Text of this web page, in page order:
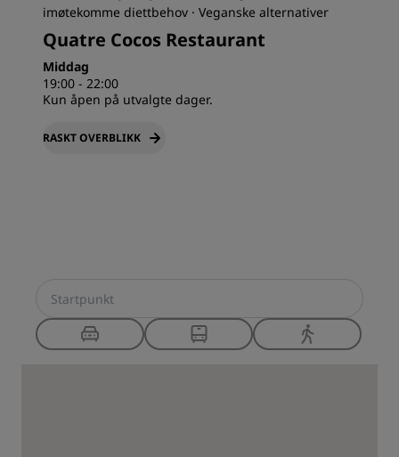
imøtekomme diettbehov · Veganske alternativer
Quatre Cocos Restaurant
Middag
19:00 - 22:00
Kun åpen på utvalgte dager.
RASKT OVERBLIKK